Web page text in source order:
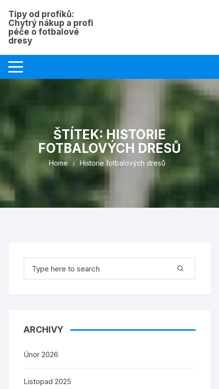
content
Tipy od profíků:
Chytrý nákup a profi
péče o fotbalové
dresy
ŠTÍTEK:HISTORIE
FOTBALOVÝCH DRESŮ
Home Historie fotbalových dresů
for:
ARCHIVY
Únor 2026
Listopad 2025